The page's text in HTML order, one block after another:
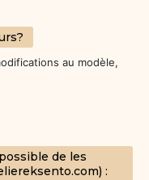
au modèle,
de les
: